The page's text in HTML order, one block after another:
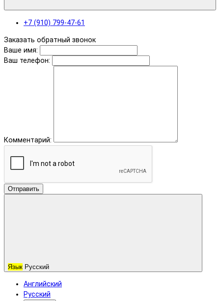
+7 (910) 799-47-61
Заказать обратный звонок
Ваше имя:
Ваш телефон:
Комментарий:
Отправить
Язык Русский
Английский
Русский